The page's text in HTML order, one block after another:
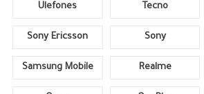
Ulefones Tecno
Sony Ericsson Sony
Samsung Mobile Realme